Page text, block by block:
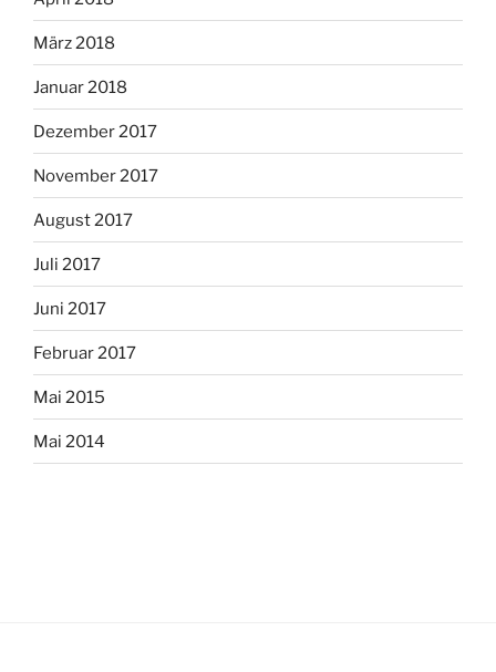
März 2018
Januar 2018
Dezember 2017
November 2017
August 2017
Juli 2017
Juni 2017
Februar 2017
Mai 2015
Mai 2014